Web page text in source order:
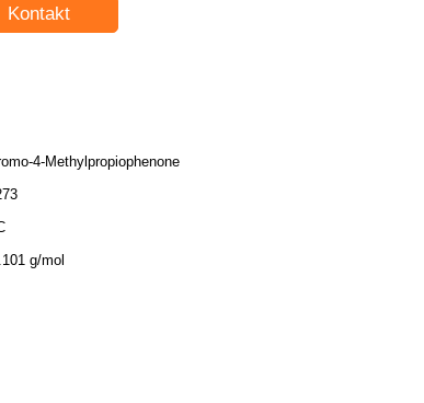
Kontakt
4-Methylpropiophenone
g/mol